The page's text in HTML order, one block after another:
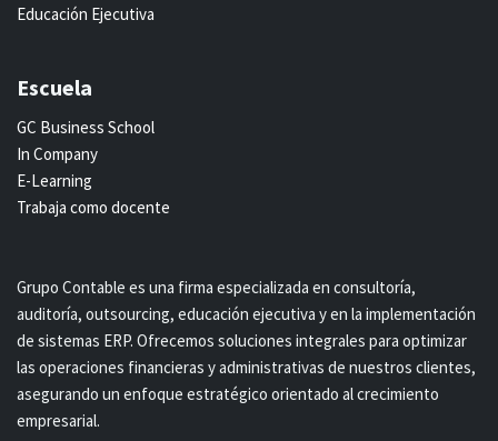
Educación Ejecutiva
Escuela
GC Business School
In Company
E-Learning
Trabaja como docente
Grupo Contable es una firma especializada en consultoría,
auditoría, outsourcing, educación ejecutiva y en la implementación
de sistemas ERP. Ofrecemos soluciones integrales para optimizar
las operaciones financieras y administrativas de nuestros clientes,
asegurando un enfoque estratégico orientado al crecimiento
empresarial.